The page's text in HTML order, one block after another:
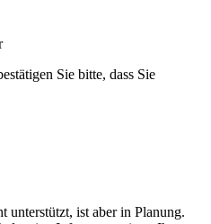
Sie bitte, dass Sie
ist aber in Planung.